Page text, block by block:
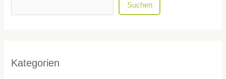
Suchen
Kategorien